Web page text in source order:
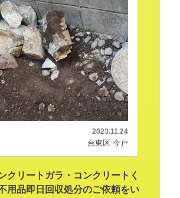
2023.11.24
台東区 今戸
クリートガラ・コンクリートく
用品即日回収処分のご依頼をい